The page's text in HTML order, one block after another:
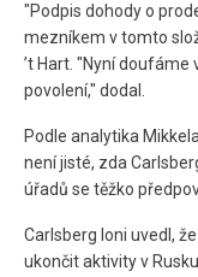
"Podpis dohody o
mezníkem v tomto
’t Hart. "Nyní
povolení," dodal.
Podle analytika
není jisté, zda
úřadů se těžko
Carlsberg loni uvedl,
ukončit aktivity v